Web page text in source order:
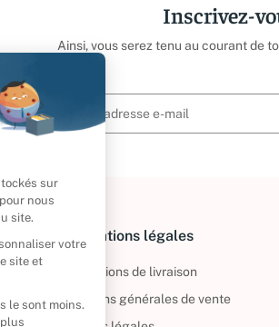
Inscrivez-
Ainsi, vous serez tenu au courant de
Informations légales
Informations de livraison
Conditions générales de vente